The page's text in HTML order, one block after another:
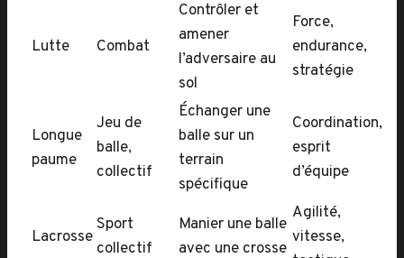
Lutte Combat
Contrôler et
amener
l’adversaire au
sol
Force,
endurance,
stratégie
Longue
paume
Jeu de
balle,
collectif
Échanger une
balle sur un
terrain
spécifique
Coordination,
esprit
d’équipe
Lacrosse
Sport
collectif
Manier une balle
avec une crosse
Agilité,
vitesse,